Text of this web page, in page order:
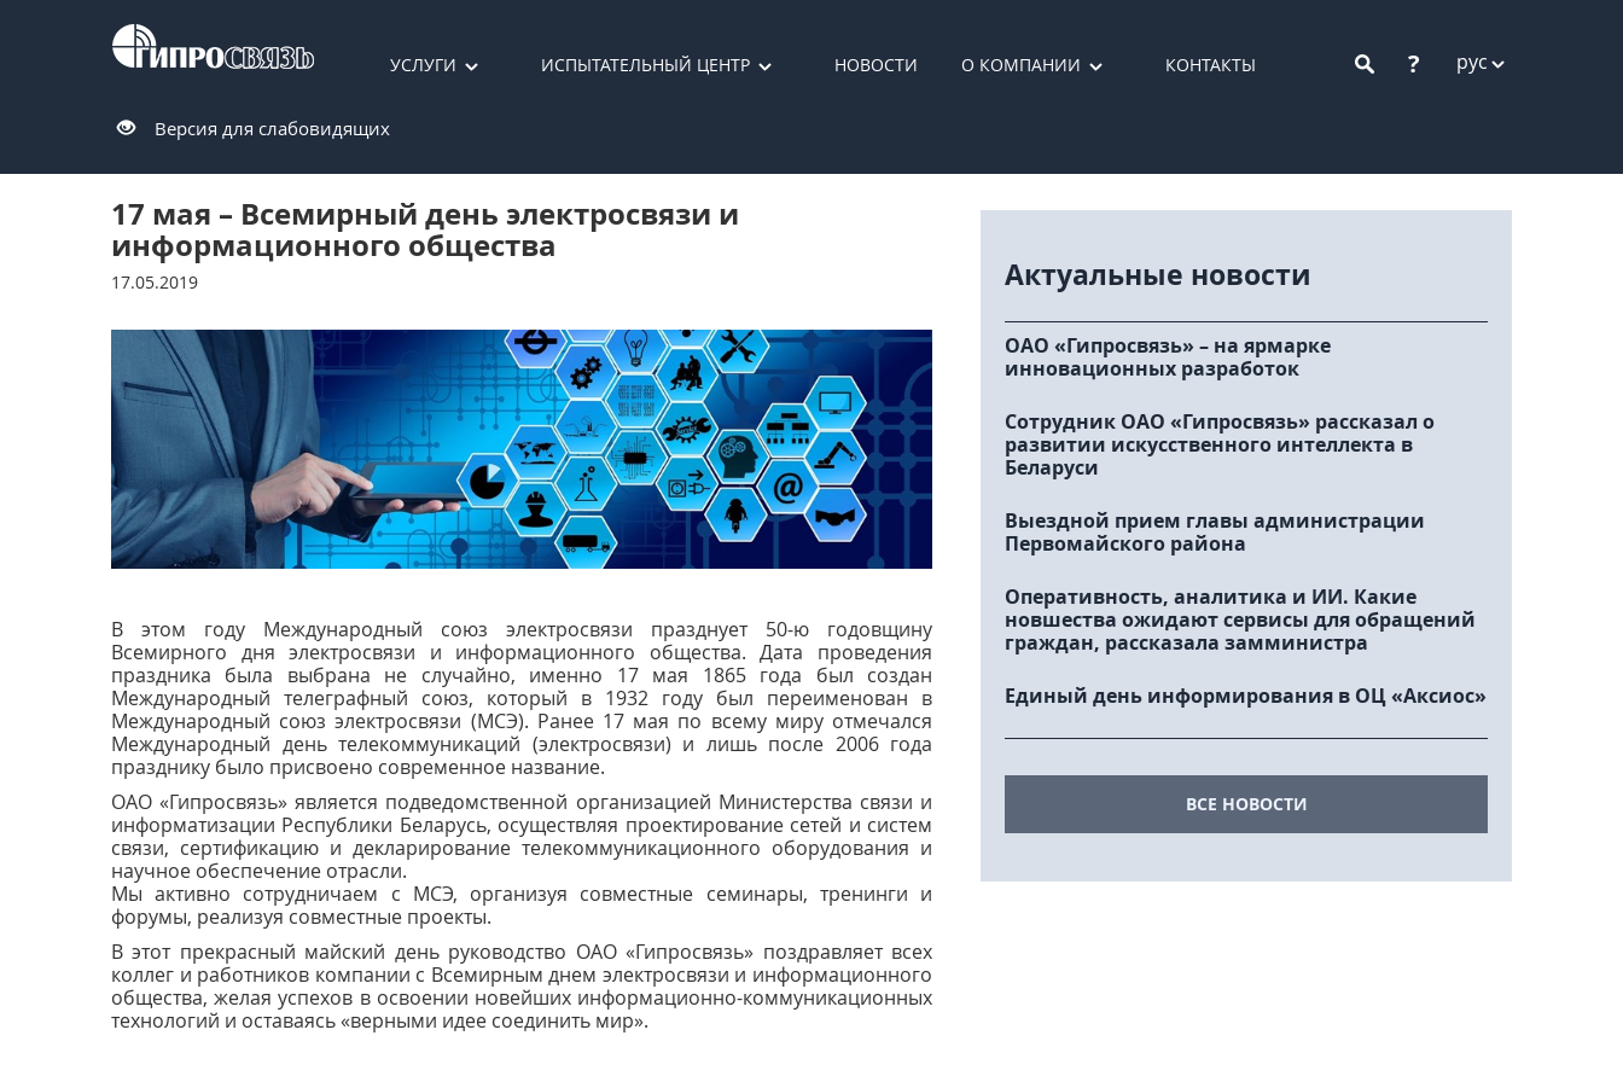
УСЛУГИ ИСПЫТАТЕЛЬНЫЙ ЦЕНТР НОВОСТИ О КОМПАНИИ КОНТАКТЫ ? рус
Версия для слабовидящих
17 мая – Всемирный день электросвязи и
информационного общества
17.05.2019
В этом году Международный союз электросвязи празднует 50-ю годовщину
Всемирного дня электросвязи и информационного общества. Дата проведения
праздника была выбрана не случайно, именно 17 мая 1865 года был создан
Международный телеграфный союз, который в 1932 году был переименован в
Международный союз электросвязи (МСЭ). Ранее 17 мая по всему миру отмечался
Международный день телекоммуникаций (электросвязи) и лишь после 2006 года
празднику было присвоено современное название.
ОАО «Гипросвязь» является подведомственной организацией Министерства связи и
информатизации Республики Беларусь, осуществляя проектирование сетей и систем
связи, сертификацию и декларирование телекоммуникационного оборудования и
научное обеспечение отрасли.
Мы активно сотрудничаем с МСЭ, организуя совместные семинары, тренинги и
форумы, реализуя совместные проекты.
В этот прекрасный майский день руководство ОАО «Гипросвязь» поздравляет всех
коллег и работников компании с Всемирным днем электросвязи и информационного
общества, желая успехов в освоении новейших информационно-коммуникационных
технологий и оставаясь «верными идее соединить мир».
Актуальные новости
ОАО «Гипросвязь» – на ярмарке
инновационных разработок
Сотрудник ОАО «Гипросвязь» рассказал о
развитии искусственного интеллекта в
Беларуси
Выездной прием главы администрации
Первомайского района
Оперативность, аналитика и ИИ. Какие
новшества ожидают сервисы для обращений
граждан, рассказала замминистра
Единый день информирования в ОЦ «Аксиос»
ВСЕ НОВОСТИ